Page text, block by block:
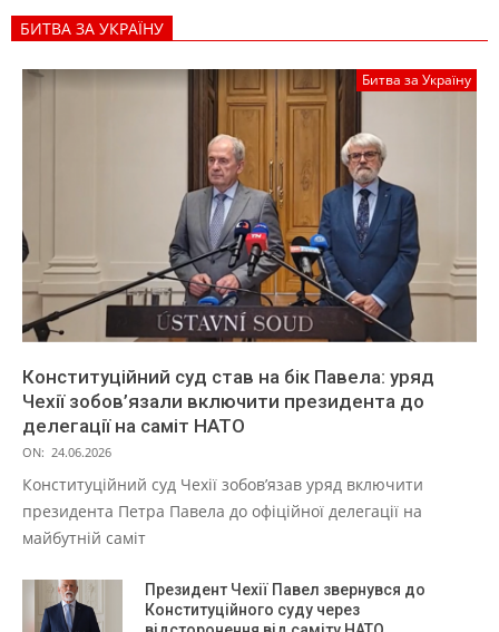
БИТВА ЗА УКРАЇНУ
Битва за Україну
Конституційний суд став на бік Павела: уряд
Чехії зобов’язали включити президента до
делегації на саміт НАТО
ON: 24.06.2026
Конституційний суд Чехії зобов’язав уряд включити
президента Петра Павела до офіційної делегації на
майбутній саміт
Президент Чехії Павел звернувся до
Конституційного суду через